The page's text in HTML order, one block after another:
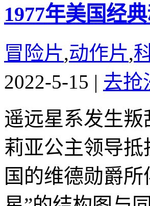
1977年美国经
冒险片,动作片,
2022-5-15 | 去抢
遥远星系发生
莉亚公主领导
国的维德勋爵